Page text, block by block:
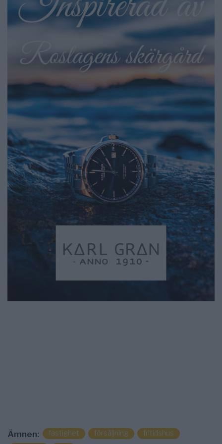
Ämnen: fastighet försäljning
fritidshus